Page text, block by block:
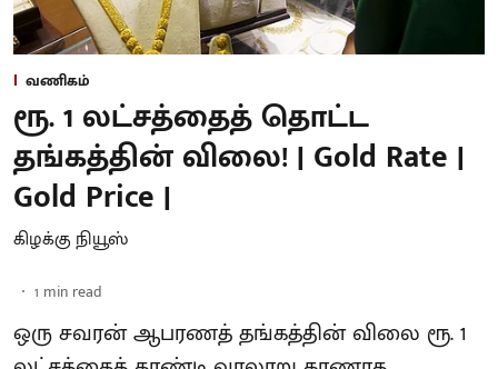
வணிகம்
ரூ. 1 லட்சத்தைத் தொட்ட
தங்கத்தின் விலை! | Gold Rate |
Gold Price |
கிழக்கு நியூஸ்
1 min read
ஒரு சவரன் ஆபரணத் தங்கத்தின் விலை ரூ. 1